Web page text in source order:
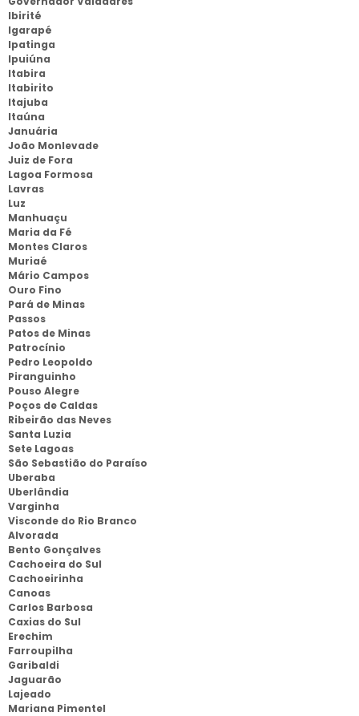
Ibirité
Igarapé
Ipatinga
Ipuiúna
Itabira
Itabirito
Itajuba
Itaúna
Januária
João Monlevade
Juiz de Fora
Lagoa Formosa
Lavras
Luz
Manhuaçu
Maria da Fé
Montes Claros
Muriaé
Mário Campos
Ouro Fino
Pará de Minas
Passos
Patos de Minas
Patrocínio
Pedro Leopoldo
Piranguinho
Pouso Alegre
Poços de Caldas
Ribeirão das Neves
Santa Luzia
Sete Lagoas
São Sebastião do Paraíso
Uberaba
Uberlândia
Varginha
Visconde do Rio Branco
Alvorada
Bento Gonçalves
Cachoeira do Sul
Cachoeirinha
Canoas
Carlos Barbosa
Caxias do Sul
Erechim
Farroupilha
Garibaldi
Jaguarão
Lajeado
Mariana Pimentel